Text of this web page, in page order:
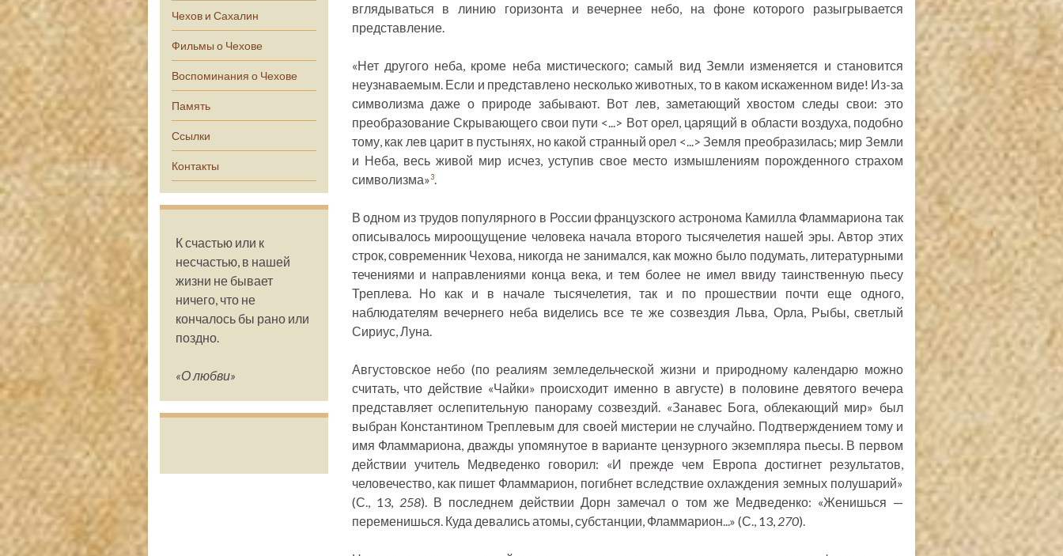
Чехов и Сахалин
Фильмы о Чехове
Воспоминания о Чехове
Память
Ссылки
Контакты
К счастью или к
несчастью, в нашей
жизни не бывает
ничего, что не
кончалось бы рано или
поздно.
«О любви»
вглядываться в линию горизонта и вечернее небо, на фоне которого разыгрывается
представление.
«Нет другого неба, кроме неба мистического; самый вид Земли изменяется и становится
неузнаваемым. Если и представлено несколько животных, то в каком искаженном виде! Из-за
символизма даже о природе забывают. Вот лев, заметающий хвостом следы свои: это
преобразование Скрывающего свои пути <...> Вот орел, царящий в области воздуха, подобно
тому, как лев царит в пустынях, но какой странный орел <...> Земля преобразилась; мир Земли
и Неба, весь живой мир исчез, уступив свое место измышлениям порожденного страхом
символизма»3.
В одном из трудов популярного в России французского астронома Камилла Фламмариона так
описывалось мироощущение человека начала второго тысячелетия нашей эры. Автор этих
строк, современник Чехова, никогда не занимался, как можно было подумать, литературными
течениями и направлениями конца века, и тем более не имел ввиду таинственную пьесу
Треплева. Но как и в начале тысячелетия, так и по прошествии почти еще одного,
наблюдателям вечернего неба виделись все те же созвездия Льва, Орла, Рыбы, светлый
Сириус, Луна.
Августовское небо (по реалиям земледельческой жизни и природному календарю можно
считать, что действие «Чайки» происходит именно в августе) в половине девятого вечера
представляет ослепительную панораму созвездий. «Занавес Бога, облекающий мир» был
выбран Константином Треплевым для своей мистерии не случайно. Подтверждением тому и
имя Фламмариона, дважды упомянутое в варианте цензурного экземпляра пьесы. В первом
действии учитель Медведенко говорил: «И прежде чем Европа достигнет результатов,
человечество, как пишет Фламмарион, погибнет вследствие охлаждения земных полушарий»
(С., 13, 258). В последнем действии Дорн замечал о том же Медведенко: «Женишься —
переменишься. Куда девались атомы, субстанции, Фламмарион...» (С., 13, 270).